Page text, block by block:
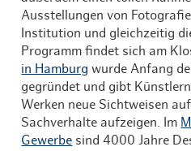
Ausstellungen von
Institution und gleichzeitig
Programm findet sich am
in Hamburg wurde Anfang
gegründet und gibt
Werken neue Sichtweisen
Sachverhalte aufzeigen. Im
Gewerbe sind 4000 Jahre